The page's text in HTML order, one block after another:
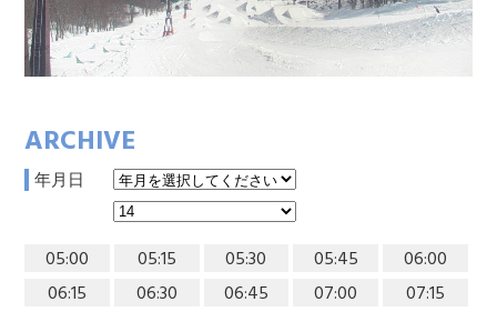
ARCHIVE
年月日
05:00 05:15 05:30 05:45
06:00
06:15
06:30 06:45 07:00
07:15